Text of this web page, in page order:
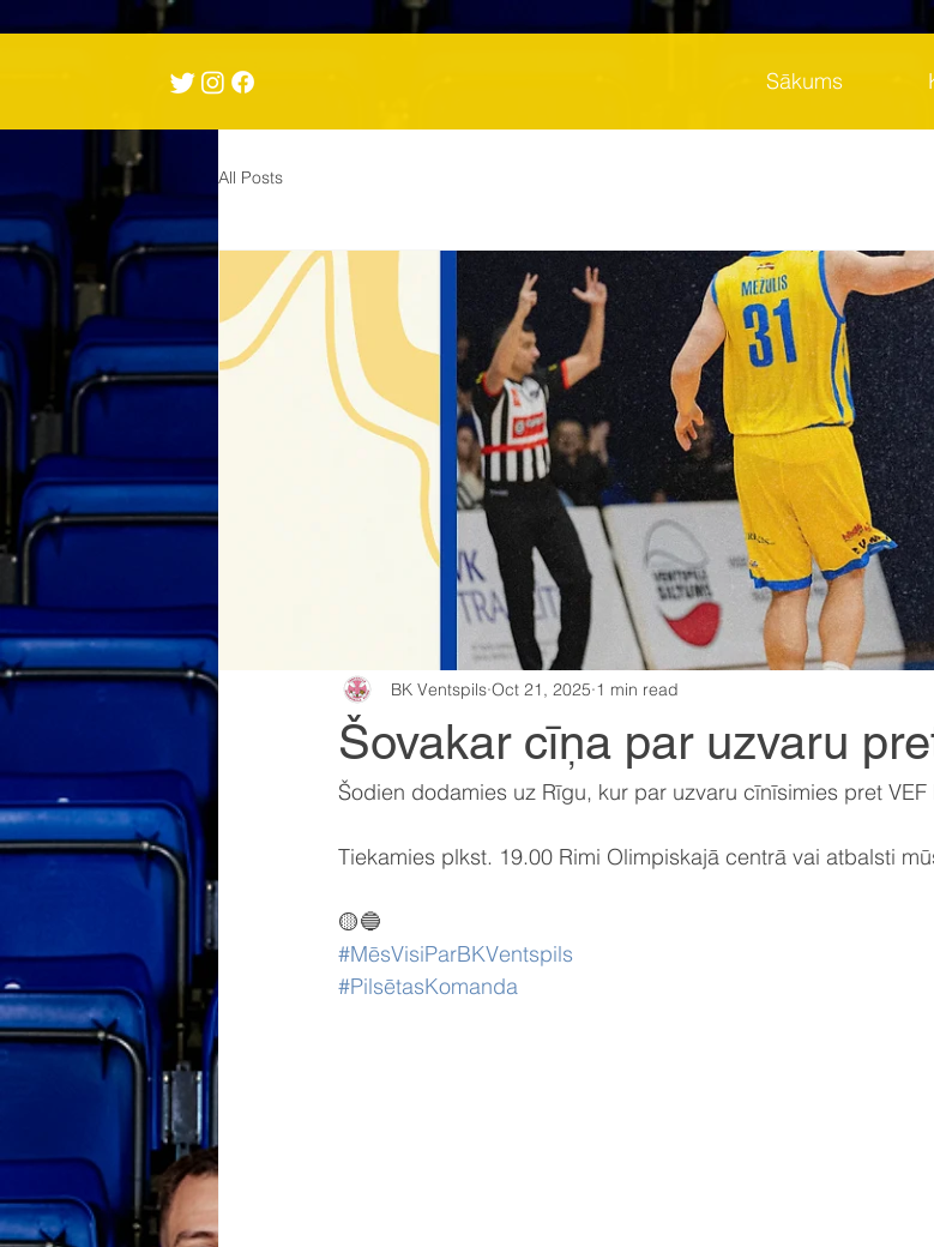
Sākums
All Posts
Šovakar cīņa par uzvaru
BK Ventspils Oct 21, 2025 1 min read
Šodien dodamies uz Rīgu, kur par uzvaru cīnīsimies pret
Tiekamies plkst. 19.00 Rimi Olimpiskajā centrā vai atbalsti
🟡🔵
#MēsVisiParBKVentspils
#PilsētasKomanda